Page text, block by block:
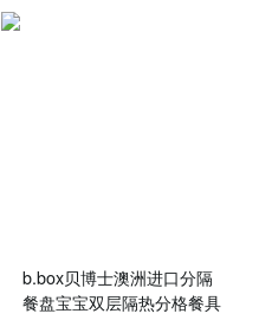
b.box贝博士澳洲进口分隔
餐盘宝宝双层隔热分格餐具